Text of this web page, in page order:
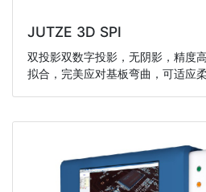
JUTZE 3D SPI
双投影双数字投影，无阴影，精度
拟合，完美应对基板弯曲，可适应柔